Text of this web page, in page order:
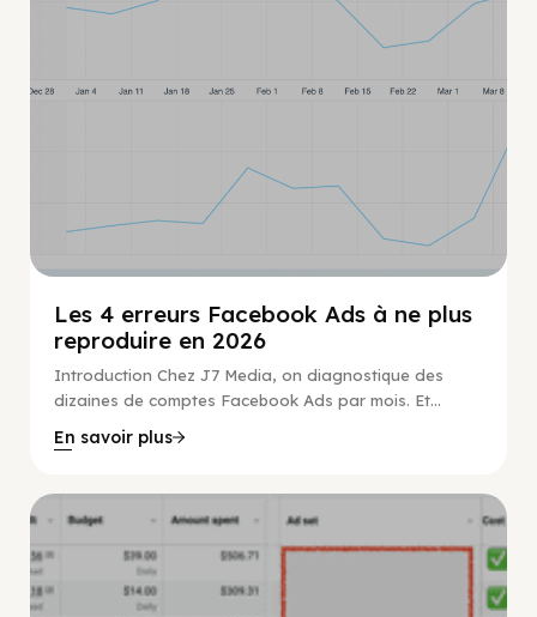
Les 4 erreurs Facebook Ads à ne plus
reproduire en 2026
Introduction Chez J7 Media, on diagnostique des
dizaines de comptes Facebook Ads par mois. Et...
En savoir plus